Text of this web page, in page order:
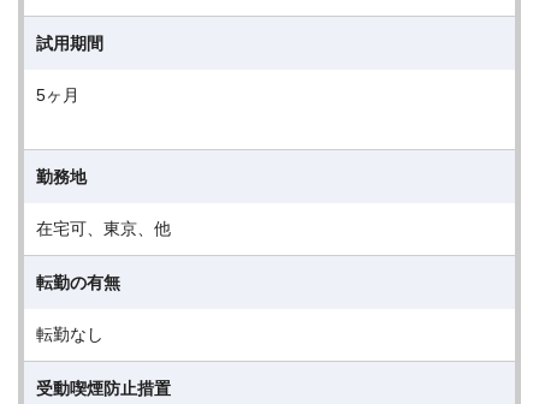
試用期間
5ヶ月
勤務地
在宅可、東京、他
転勤の有無
転勤なし
受動喫煙防止措置